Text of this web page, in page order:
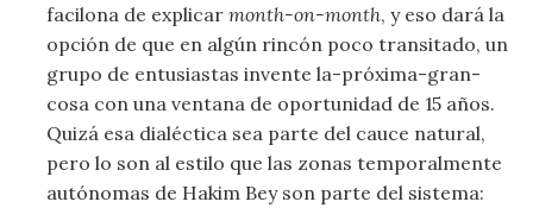
facilona de explicarmonth-on-month, y eso dará la
opción de que en algún rincón poco transitado, un
grupo de entusiastas invente la-próxima-gran-
cosa con una ventana de oportunidad de 15 años.
Quizá esa dialéctica sea parte del cauce natural,
pero lo son al estilo que las zonas temporalmente
autónomas de Hakim Bey son parte del sistema: